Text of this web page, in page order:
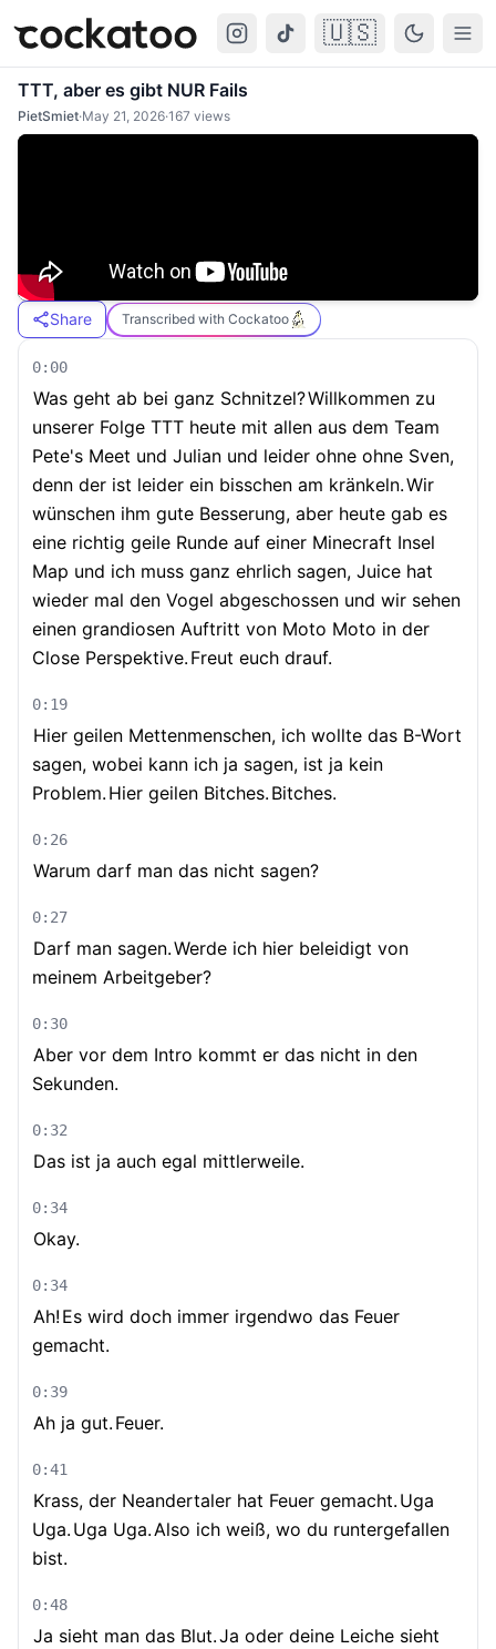
Cockatoo 🇺🇸
TTT, aber es gibt NUR Fails
PietSmiet·May 21, 2026·167 views
Share Transcribed with Cockatoo
0:00
Was geht ab bei ganz Schnitzel?Willkommen zu
unserer Folge TTT heute mit allen aus dem Team
Pete's Meet und Julian und leider ohne ohne Sven,
denn der ist leider ein bisschen am kränkeln.Wir
wünschen ihm gute Besserung, aber heute gab es
eine richtig geile Runde auf einer Minecraft Insel
Map und ich muss ganz ehrlich sagen, Juice hat
wieder mal den Vogel abgeschossen und wir sehen
einen grandiosen Auftritt von Moto Moto in der
Close Perspektive. Freut euch drauf.
0:19
Hier geilen Mettenmenschen, ich wollte das B-Wort
sagen, wobei kann ich ja sagen, ist ja kein
Problem. Hier geilen Bitches. Bitches.
0:26
Warum darf man das nicht sagen?
0:27
Darf man sagen.Werde ich hier beleidigt von
meinem Arbeitgeber?
0:30
Aber vor dem Intro kommt er das nicht in den
Sekunden.
0:32
Das ist ja auch egal mittlerweile.
0:34
Okay.
0:34
Ah! Es wird doch immer irgendwo das Feuer
gemacht.
0:39
Ah ja gut. Feuer.
0:41
Krass, der Neandertaler hat Feuer gemacht. Uga
Uga. Uga Uga.Also ich weiß, wo du runtergefallen
bist.
0:48
Ja sieht man das Blut.Ja oder deine Leiche sieht